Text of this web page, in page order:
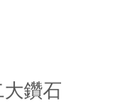
大鑽石